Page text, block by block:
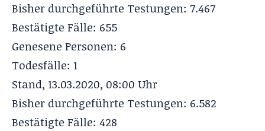
Bisher durchgeführte Testungen: 7.467
Bestätigte Fälle: 655
Genesene Personen: 6
Todesfälle: 1
Stand, 13.03.2020, 08:00 Uhr
Bisher durchgeführte Testungen: 6.582
Bestätigte Fälle: 428